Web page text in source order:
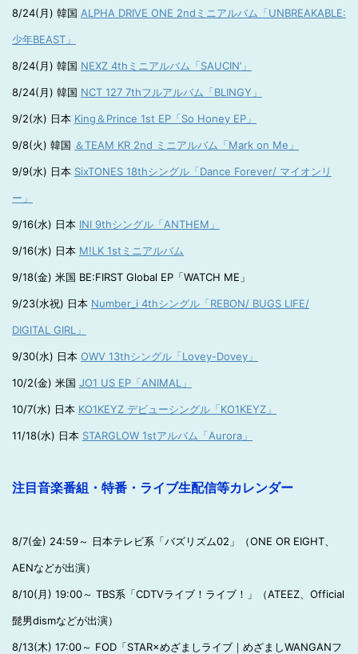
8/24(月) 韓国 ALPHA DRIVE ONE 2ndミニアルバム「UNBREAKABLE:
少年BEAST」
8/24(月) 韓国 NEXZ 4thミニアルバム「SAUCIN’」
8/24(月) 韓国 NCT 127 7thフルアルバム「BLINGY」
9/2(水) 日本 King＆Prince 1st EP「So Honey EP」
9/8(火) 韓国 ＆TEAM KR 2nd ミニアルバム「Mark on Me」
9/9(水) 日本 SixTONES 18thシングル「Dance Forever/ マイオンリ
ー」
9/16(水) 日本 INI 9thシングル「ANTHEM」
9/16(水) 日本 M!LK 1stミニアルバム
9/18(金) 米国 BE:FIRST Global EP「WATCH ME」
9/23(水祝) 日本 Number_i 4thシングル「REBON/ BUGS LIFE/
DIGITAL GIRL」
9/30(水) 日本 OWV 13thシングル「Lovey-Dovey」
10/2(金) 米国 JO1 US EP「ANIMAL」
10/7(水) 日本 KO1KEYZ デビューシングル「KO1KEYZ」
11/18(水) 日本 STARGLOW 1stアルバム「Aurora」
注目音楽番組・特番・ライブ生配信等カレンダー
8/7(金) 24:59～ 日本テレビ系「バズリズム02」（ONE OR EIGHT、
AENなどが出演）
8/10(月) 19:00～ TBS系「CDTVライブ！ライブ！」（ATEEZ、Official
髭男dismなどが出演）
8/13(木) 17:00～ FOD「STAR×めざましライブ｜めざましWANGANフ